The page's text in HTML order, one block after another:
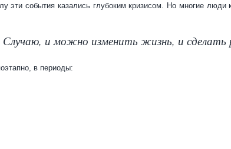
эти события казались глубоким кризисом. Но многие
и можно изменить жизнь, и сделать
в периоды: